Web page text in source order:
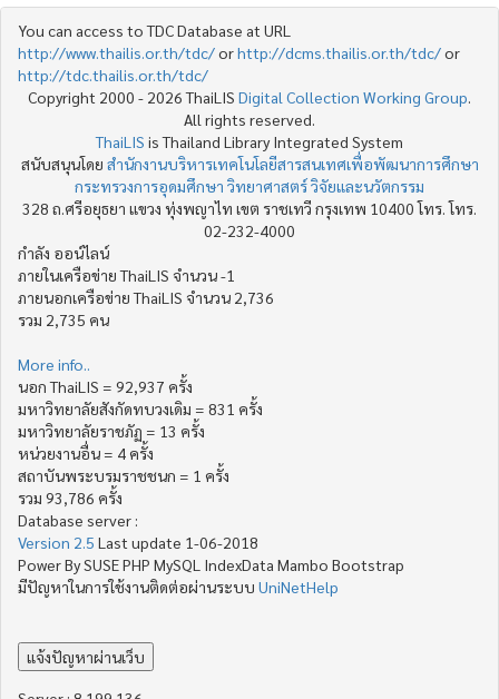
You can access to TDC Database at URL
http://www.thailis.or.th/tdc/orhttp://dcms.thailis.or.th/tdc/or
http://tdc.thailis.or.th/tdc/
Copyright 2000 - 2026 ThaiLIS Digital Collection Working Group
All rights reserved.
ThaiLIS is Thailand Library Integrated System
สนับสนุนโดย สำนักงานบริหารเทคโนโลยีสารสนเทศเพื่อพัฒนาการศึกษา
กระทรวงการอุดมศึกษา วิทยาศาสตร์ วิจัยและนวัตกรรม
328 ถ.ศรีอยุธยา แขวง ทุ่งพญาไท เขต ราชเทวี กรุงเทพ 10400 โทร. โทร.
02-232-4000
กำลัง ออน์ไลน์
ภายในเครือข่าย ThaiLIS จำนวน -1
ภายนอกเครือข่าย ThaiLIS จำนวน 2,736
รวม 2,735 คน
More info..
นอก ThaiLIS = 92,937 ครั้ง
มหาวิทยาลัยสังกัดทบวงเดิม = 831 ครั้ง
มหาวิทยาลัยราชภัฏ = 13 ครั้ง
หน่วยงานอื่น = 4 ครั้ง
สถาบันพระบรมราชชนก = 1 ครั้ง
รวม 93,786 ครั้ง
Database server :
Version 2.5 Last update 1-06-2018
Power By SUSE PHP MySQL IndexData Mambo Bootstrap
มีปัญหาในการใช้งานติดต่อผ่านระบบ UniNetHelp